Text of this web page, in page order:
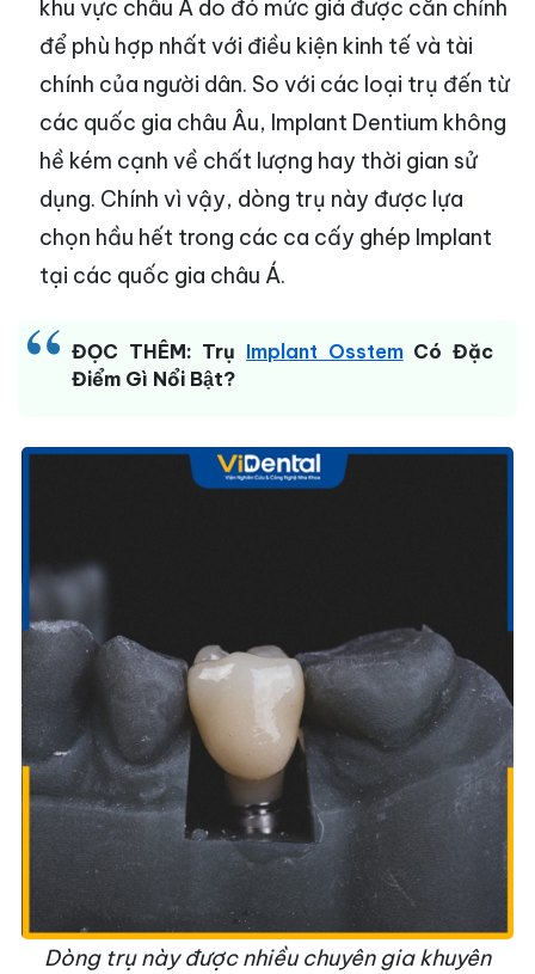
khu vực châu Á do đó mức giá được căn chỉnh
để phù hợp nhất với điều kiện kinh tế và tài
chính của người dân. So với các loại trụ đến từ
các quốc gia châu Âu, Implant Dentium không
hề kém cạnh về chất lượng hay thời gian sử
dụng. Chính vì vậy, dòng trụ này được lựa
chọn hầu hết trong các ca cấy ghép Implant
tại các quốc gia châu Á.
ĐỌC THÊM: Trụ Implant OsstemCó Đặc
Điểm Gì Nổi Bật?
Dòng trụ này được nhiều chuyên gia khuyên